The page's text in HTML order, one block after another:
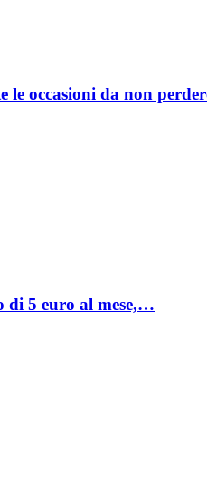
le occasioni da non
di 5 euro al mese,…